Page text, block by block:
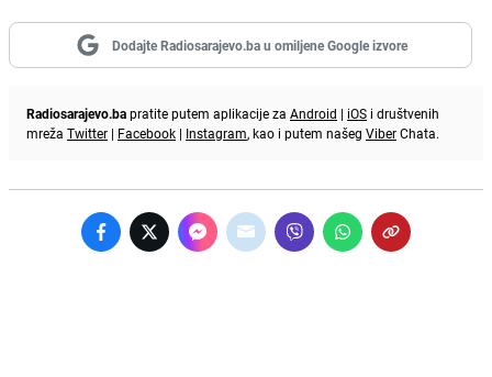
Dodajte Radiosarajevo.ba u omiljene Google izvore
Radiosarajevo.bapratite putem aplikacije za Android | iOS i društvenih
mreža Twitter | Facebook | Instagram, kao i putem našeg ViberChata.